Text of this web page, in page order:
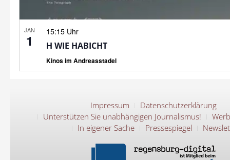
JAN
1
15:15 Uhr
H WIE HABICHT
Kinos im Andreasstadel
Impressum
Datenschutzerklärung
Unterstützen Sie unabhängigen Journalismus!
In eigener Sache
Pressespiegel